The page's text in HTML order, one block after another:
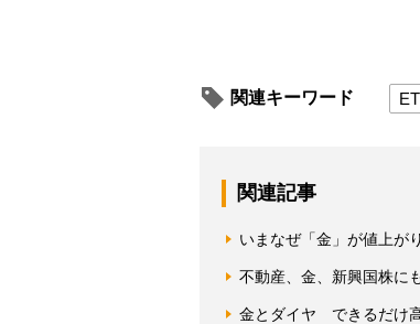
関連キーワード
関連記事
いまなぜ「金」が値上が
不動産、金、新興国株に
金とダイヤ できるだけ